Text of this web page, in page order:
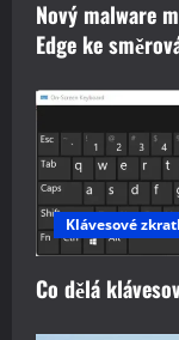
Nový malware
Edge ke
Klávesové
Co dělá